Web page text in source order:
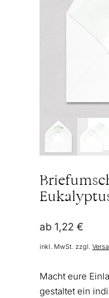
ab 1,22 €
inkl. MwSt. zzgl.
Macht eure
gestaltet ein